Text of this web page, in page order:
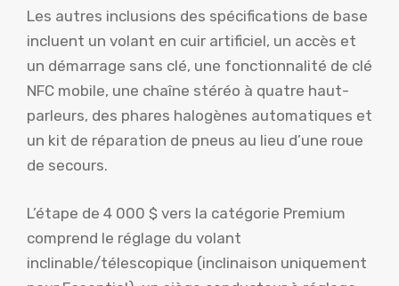
Les autres inclusions des spécifications de base
incluent un volant en cuir artificiel, un accès et
un démarrage sans clé, une fonctionnalité de clé
NFC mobile, une chaîne stéréo à quatre haut-
parleurs, des phares halogènes automatiques et
un kit de réparation de pneus au lieu d’une roue
de secours.
L’étape de 4 000 $ vers la catégorie Premium
comprend le réglage du volant
inclinable/télescopique (inclinaison uniquement